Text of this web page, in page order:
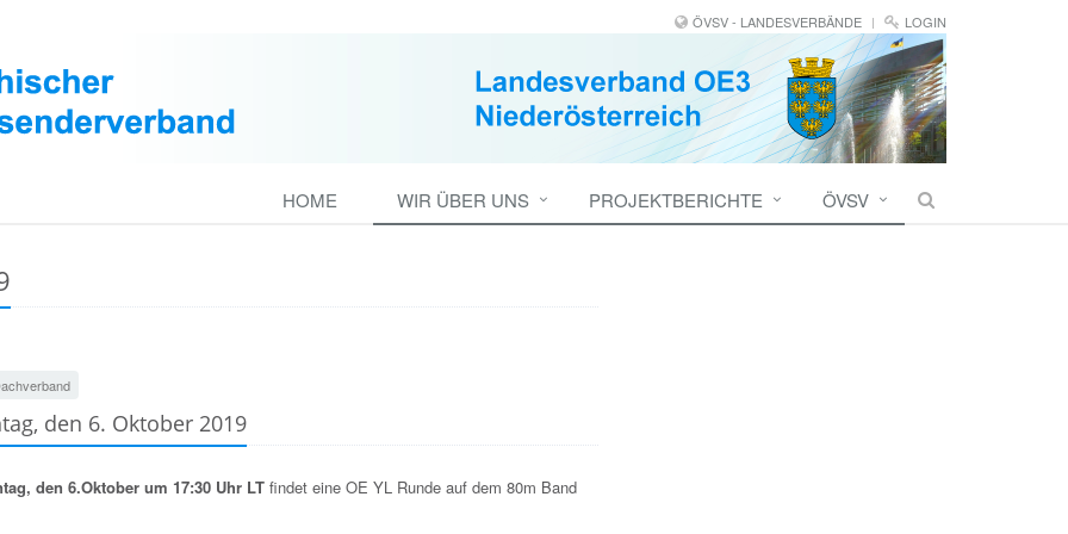
ÖVSV - LANDESVERBÄNDE LOGIN
HOME WIR ÜBER UNS PROJEKTBERICHTE ÖVSV
den 6. Oktober 2019
den 6.Oktober um 17:30 Uhr LT findet eine OE YL Runde auf dem 80m Band